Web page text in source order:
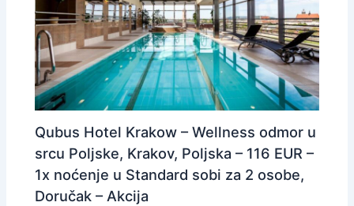
Qubus Hotel Krakow – Wellness odmor u
srcu Poljske, Krakov, Poljska – 116 EUR –
1x noćenje u Standard sobi za 2 osobe,
Doručak – Akcija